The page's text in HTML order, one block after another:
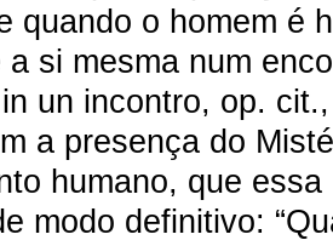
quando o homem é
si mesma num
in un incontro, op.
a presença do
humano, que
modo definitivo: